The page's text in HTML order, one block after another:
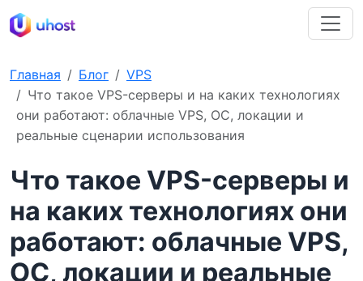
Главная Блог
VPS
Что такое VPS-серверы и на каких технологиях
они работают: облачные VPS, ОС, локации и
реальные сценарии использования
Что такое VPS-серверы и
на каких технологиях они
работают: облачные VPS,
ОС, локации и реальные